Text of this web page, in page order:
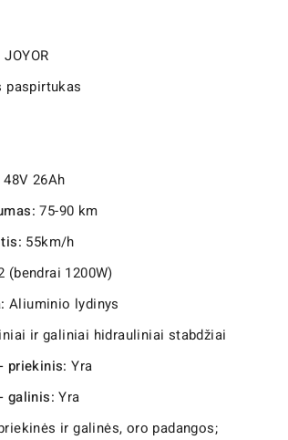
JOYOR
paspirtukas
48V 26Ah
75-90 km
55km/h
(bendrai 1200W)
Aliuminio lydinys
ir galiniai hidrauliniai stabdžiai
priekinis: Yra
galinis: Yra
ir galinės, oro padangos;